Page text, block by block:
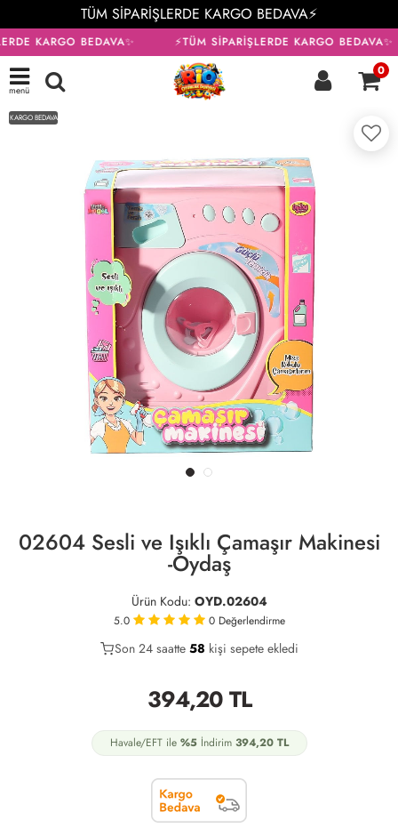
TÜM SİPARİŞLERDE KARGO BEDAVA⚡
KARGO BEDAVA✨ ⚡TÜM SİPARİŞLERDE KARGO BEDAVA✨
menü
0
KARGO BEDAVA
02604 Sesli ve Işıklı Çamaşır Makinesi
-Oydaş
Ürün Kodu: OYD.02604
5.0 0 Değerlendirme
37
Son 24 saatte 58 kişi sepete ekledi
21
394,20TL
Havale/EFT ile %5İndirim 394,20TL